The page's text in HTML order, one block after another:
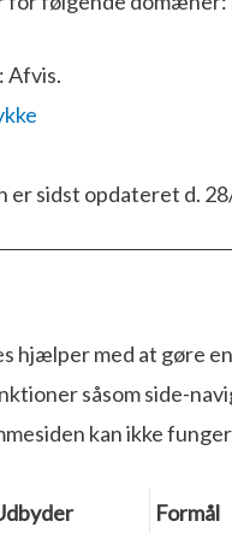
Afvis.
er sidst opdateret d.
hjælper med at gøre
såsom side-
kan ikke
Formål